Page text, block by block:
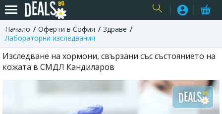
Начало Оферти в София
Здраве
Лабораторни изследвания
Изследване на хормони, свързани със състоянието на
кожата в СМДЛ Кандиларов